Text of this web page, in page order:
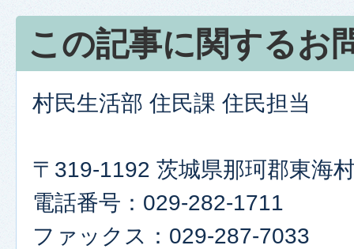
この記事に関するお
村民生活部 住民課 住民担当
〒319-1192 茨城県那珂郡東海
電話番号：029-282-1711
ファックス：029-287-7033